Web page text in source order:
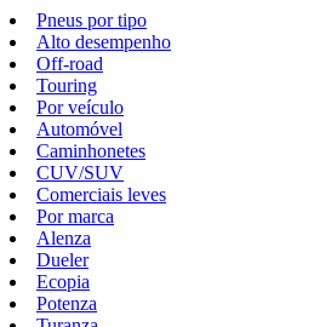
Pneus por tipo
Alto desempenho
Off-road
Touring
Por veículo
Automóvel
Caminhonetes
CUV/SUV
Comerciais leves
Por marca
Alenza
Dueler
Ecopia
Potenza